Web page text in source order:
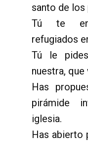
santo de los
Tú te
refugiados
Tú le
nuestra, que
Has
pirámide
iglesia.
Has abierto